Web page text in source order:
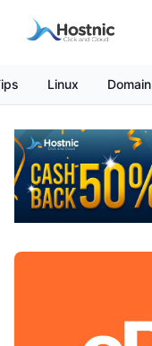
Linux Domain